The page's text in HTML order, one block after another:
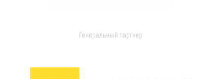
Генеральный партнер